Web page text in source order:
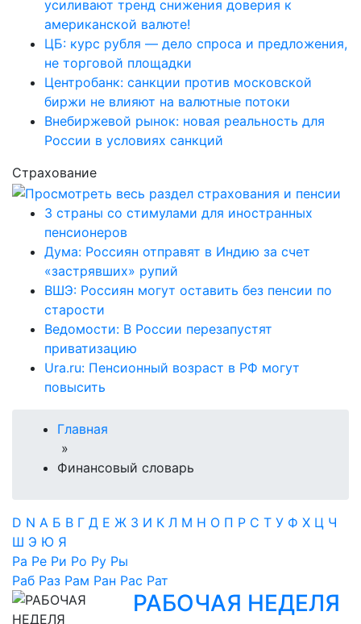
усиливают тренд снижения доверия к
американской валюте!
ЦБ: курс рубля — дело спроса и предложения,
не торговой площадки
Центробанк: санкции против московской
биржи не влияют на валютные потоки
Внебиржевой рынок: новая реальность для
России в условиях санкций
Страхование
3 страны со стимулами для иностранных
пенсионеров
Дума: Россиян отправят в Индию за счет
«застрявших» рупий
ВШЭ: Россиян могут оставить без пенсии по
старости
Ведомости: В России перезапустят
приватизацию
Ura.ru: Пенсионный возраст в РФ могут
повысить
Главная
»
Финансовый словарь
D N А Б В Г Д Е Ж З И К Л М Н О П Р С Т У Ф Х Ц Ч
Ш Э Ю Я
Ра Ре Ри Ро Ру Ры
Раб Раз Рам Ран Рас Рат
РАБОЧАЯ НЕДЕЛЯ